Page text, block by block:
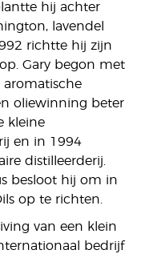
hij achter
lavendel
richtte hij zijn
Gary begon met
aromatische
oliewinning beter
kleine
en in 1994
distilleerderij.
besloot hij om in
op te richten.
van een klein
bedrijf